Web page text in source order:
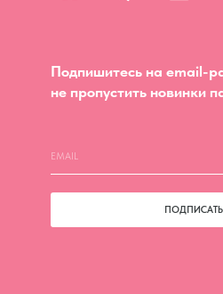
Подпишитесь на email-
не пропустить новинки